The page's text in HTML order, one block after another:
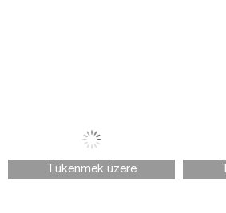
Tükenmek üzere